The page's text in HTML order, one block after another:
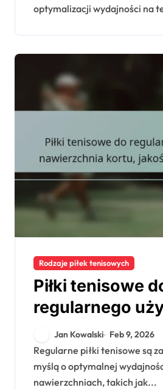
optymalizacji wydajności na
Rodzaje piłek tenisowych
Piłki tenisowe
regularnego
nawierzchnia
jakość filcu,
Jan Kowalski Feb 9, 2026
Regularne piłki tenisowe są zaprojektowane z
myślą o optymalnej
nawierzchniach, takich jak...